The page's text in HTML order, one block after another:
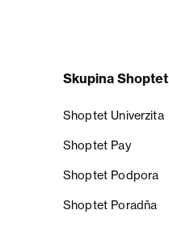
Skupina Shoptet
Shoptet Univerzita
Shoptet Pay
Shoptet Podpora
Shoptet Poradňa